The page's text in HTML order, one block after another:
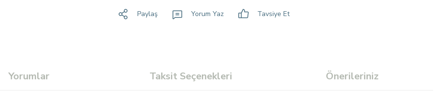
Paylaş Yorum Yaz Tavsiye Et
Yorumlar Taksit Seçenekleri Önerileriniz